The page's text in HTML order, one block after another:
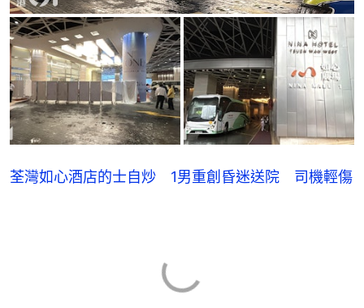
荃灣如心酒店的士自炒 1男重創昏迷送院 司機輕傷